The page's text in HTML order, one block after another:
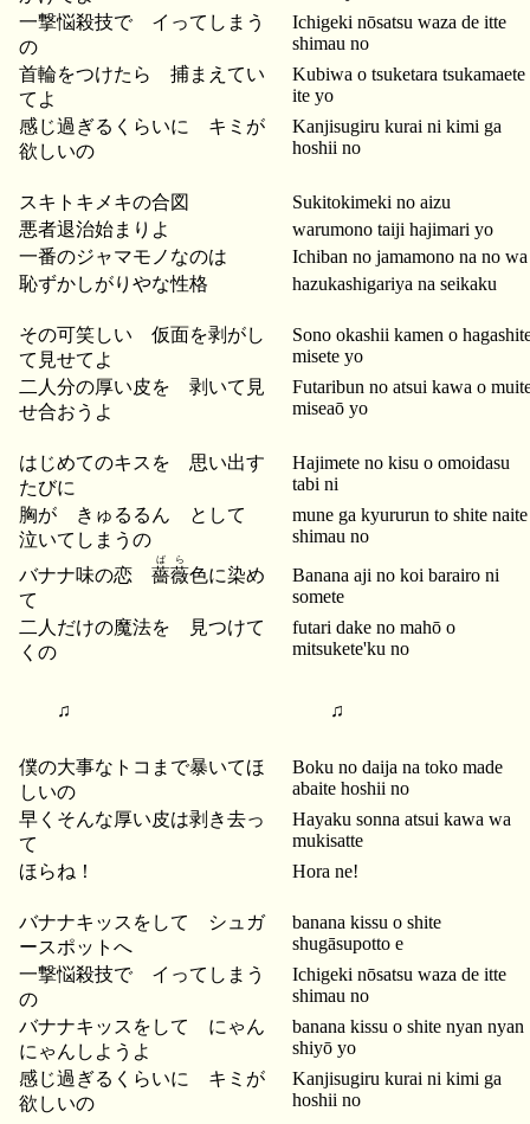
一撃悩殺技で イってしまう
の
Ichigeki nōsatsu waza de itte
shimau no
首輪をつけたら 捕まえてい
てよ
Kubiwa o tsuketara tsukamaete
ite yo
感じ過ぎるくらいに キミが
欲しいの
Kanjisugiru kurai ni kimi ga
hoshii no
スキトキメキの合図
Sukitokimeki no aizu
悪者退治始まりよ
warumono taiji hajimari yo
一番のジャマモノなのは
Ichiban no jamamono na no wa
恥ずかしがりやな性格
hazukashigariya na seikaku
その可笑しい 仮面を剥がし
て見せてよ
Sono okashii kamen o
misete yo
二人分の厚い皮を 剥いて見
せ合おうよ
Futaribun no atsui kawa o
miseaō yo
はじめてのキスを 思い出す
たびに
Hajimete no kisu o omoidasu
tabi ni
胸が きゅるるん として
泣いてしまうの
mune ga kyururun to shite naite
shimau no
バナナ味の恋 薔薇
ばら
色に染め
て
Banana aji no koi barairo ni
somete
二人だけの魔法を 見つけて
くの
futari dake no mahō o
mitsukete'ku no
♫ ♫
僕の大事なトコまで暴いてほ
しいの
Boku no daija na toko made
abaite hoshii no
早くそんな厚い皮は剥き去っ
て
Hayaku sonna atsui kawa wa
mukisatte
ほらね！
Hora ne!
バナナキッスをして シュガ
ースポットへ
banana kissu o shite
shugāsupotto e
一撃悩殺技で イってしまう
の
Ichigeki nōsatsu waza de itte
shimau no
バナナキッスをして にゃん
にゃんしようよ
banana kissu o shite nyan nyan
shiyō yo
感じ過ぎるくらいに キミが
欲しいの
Kanjisugiru kurai ni kimi ga
hoshii no